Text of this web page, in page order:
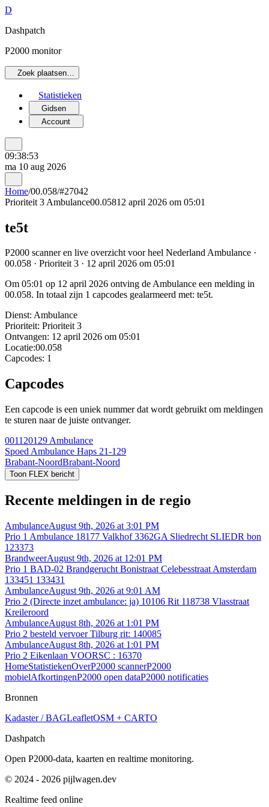
D
Dashpatch
P2000 monitor
Zoek plaatsen…
Statistieken
Gidsen
Account
09:38:53
ma 10 aug 2026
Home/00.058/#27042
Prioriteit 3 Ambulance00.05812 april 2026 om 05:01
te5t
P2000 scanner en live overzicht voor heel Nederland Ambulance ·
00.058 · Prioriteit 3 · 12 april 2026 om 05:01
Om 05:01 op 12 april 2026 ontving de Ambulance een melding in
00.058. In totaal zijn 1 capcodes gealarmeerd met: te5t.
Dienst: Ambulance
Prioriteit: Prioriteit 3
Ontvangen: 12 april 2026 om 05:01
Locatie:00.058
Capcodes: 1
Capcodes
Een capcode is een uniek nummer dat wordt gebruikt om meldingen
te sturen naar de juiste ontvanger.
001120129 Ambulance
Spoed Ambulance Haps 21-129
Brabant-NoordBrabant-Noord
Toon FLEX bericht
Recente meldingen in de regio
AmbulanceAugust 9th, 2026 at 3:01 PM
Prio 1 Ambulance 18177 Valkhof 3362GA Sliedrecht SLIEDR bon
123373
BrandweerAugust 9th, 2026 at 12:01 PM
Prio 1 BAD-02 Brandgerucht Bonistraat Celebesstraat Amsterdam
133451 133431
AmbulanceAugust 9th, 2026 at 9:01 AM
Prio 2 (Directe inzet ambulance: ja) 10106 Rit 118738 Vlasstraat
Kreileroord
AmbulanceAugust 8th, 2026 at 1:01 PM
Prio 2 besteld vervoer Tilburg rit: 140085
AmbulanceAugust 8th, 2026 at 1:01 PM
Prio 2 Eikenlaan VOORSC : 16370
HomeStatistiekenOverP2000 scannerP2000
mobielAfkortingenP2000 open dataP2000 notificaties
Bronnen
Kadaster / BAGLeafletOSM + CARTO
Dashpatch
Open P2000-data, kaarten en realtime monitoring.
© 2024 - 2026 pijlwagen.dev
Realtime feed online